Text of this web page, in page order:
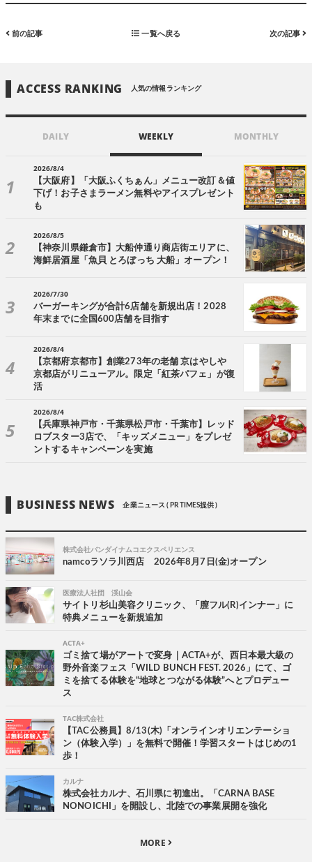
前の記事 一覧へ戻る 次の記事
ACCESS RANKING 人気の情報ランキング
DAILY WEEKLY MONTHLY
2026/8/4
【大阪府】「大阪ふくちぁん」メニュー改訂＆値
下げ！お子さまラーメン無料やアイスプレゼント
も
2026/8/5
【神奈川県鎌倉市】大船仲通り商店街エリアに、
海鮮居酒屋「魚貝 とろぼっち 大船」オープン！
2026/7/30
バーガーキングが合計6店舗を新規出店！2028
年末までに全国600店舗を目指す
2026/8/4
【京都府京都市】創業273年の老舗 京はやしや
京都店がリニューアル。限定「紅茶パフェ」が復
活
2026/8/4
【兵庫県神戸市・千葉県松戸市・千葉市】レッド
ロブスター3店で、「キッズメニュー」をプレゼ
ントするキャンペーンを実施
BUSINESS NEWS 企業ニュース ( PR TIMES提供 )
株式会社バンダイナムコエクスペリエンス
namcoラソラ川西店 2026年8月7日(金)オープン
医療法人社団 渓山会
サイトリ杉山美容クリニック、「膣フル(R)インナー」に
特典メニューを新規追加
ACTA+
ゴミ捨て場がアートで変身｜ACTA+が、西日本最大級の
野外音楽フェス「WILD BUNCH FEST. 2026」にて、ゴ
ミを捨てる体験を“地球とつながる体験”へとプロデュー
ス
TAC株式会社
【TAC公務員】8/13(木)「オンラインオリエンテーショ
ン（体験入学）」を無料で開催！学習スタートはじめの1
歩！
カルナ
株式会社カルナ、石川県に初進出。「CARNA BASE
NONOICHI」を開設し、北陸での事業展開を強化
MORE